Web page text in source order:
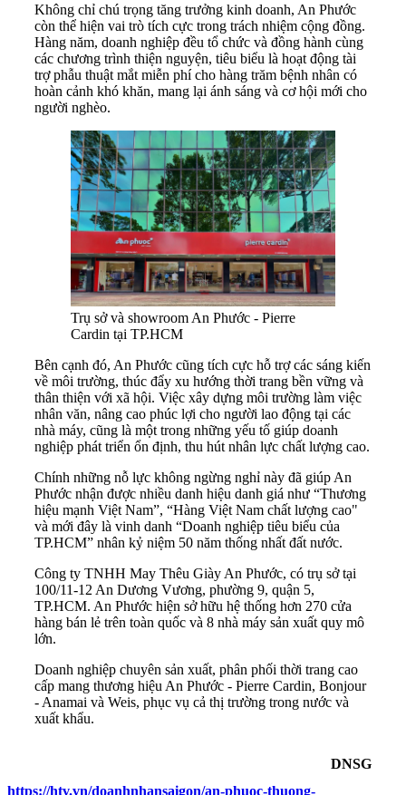
Không chỉ chú trọng tăng trưởng kinh doanh, An Phước
còn thể hiện vai trò tích cực trong trách nhiệm cộng đồng.
Hàng năm, doanh nghiệp đều tổ chức và đồng hành cùng
các chương trình thiện nguyện, tiêu biểu là hoạt động tài
trợ phẫu thuật mắt miễn phí cho hàng trăm bệnh nhân có
hoàn cảnh khó khăn, mang lại ánh sáng và cơ hội mới cho
người nghèo.
Trụ sở và showroom An Phước - Pierre
Cardin tại TP.HCM
Bên cạnh đó, An Phước cũng tích cực hỗ trợ các sáng kiến
về môi trường, thúc đẩy xu hướng thời trang bền vững và
thân thiện với xã hội. Việc xây dựng môi trường làm việc
nhân văn, nâng cao phúc lợi cho người lao động tại các
nhà máy, cũng là một trong những yếu tố giúp doanh
nghiệp phát triển ổn định, thu hút nhân lực chất lượng cao.
Chính những nỗ lực không ngừng nghỉ này đã giúp An
Phước nhận được nhiều danh hiệu danh giá như “Thương
hiệu mạnh Việt Nam”, “Hàng Việt Nam chất lượng cao"
và mới đây là vinh danh “Doanh nghiệp tiêu biểu của
TP.HCM” nhân kỷ niệm 50 năm thống nhất đất nước.
Công ty TNHH May Thêu Giày An Phước, có trụ sở tại
100/11-12 An Dương Vương, phường 9, quận 5,
TP.HCM. An Phước hiện sở hữu hệ thống hơn 270 cửa
hàng bán lẻ trên toàn quốc và 8 nhà máy sản xuất quy mô
lớn.
Doanh nghiệp chuyên sản xuất, phân phối thời trang cao
cấp mang thương hiệu An Phước - Pierre Cardin, Bonjour
- Anamai và Weis, phục vụ cả thị trường trong nước và
xuất khẩu.
DNSG
https://htv.vn/doanhnhansaigon/an-phuoc-thuong-